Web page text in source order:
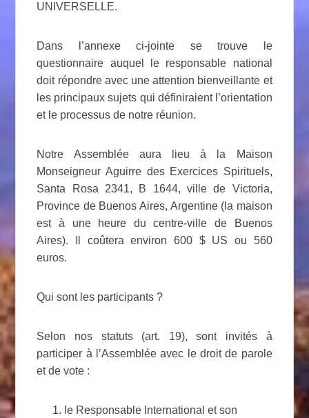
UNIVERSELLE.
Dans l’annexe ci-jointe se trouve le
questionnaire auquel le responsable national
doit répondre avec une attention bienveillante et
les principaux sujets qui définiraient l’orientation
et le processus de notre réunion.
Notre Assemblée aura lieu à la Maison
Monseigneur Aguirre des Exercices Spirituels,
Santa Rosa 2341, B 1644, ville de Victoria,
Province de Buenos Aires, Argentine (la maison
est à une heure du centre-ville de Buenos
Aires). Il coûtera environ 600 $ US ou 560
euros.
Qui sont les participants ?
Selon nos statuts (art. 19), sont invités à
participer à l’Assemblée avec le droit de parole
et de vote :
le Responsable International et son